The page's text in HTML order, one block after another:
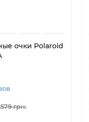
очки Polaroid
грн.